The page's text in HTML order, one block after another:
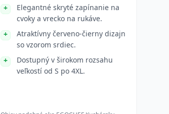
Elegantné skryté zapínanie na
cvoky a vrecko na rukáve.
Atraktívny červeno-čierny dizajn
so vzorom srdiec.
Dostupný v širokom rozsahu
veľkostí od S po 4XL.